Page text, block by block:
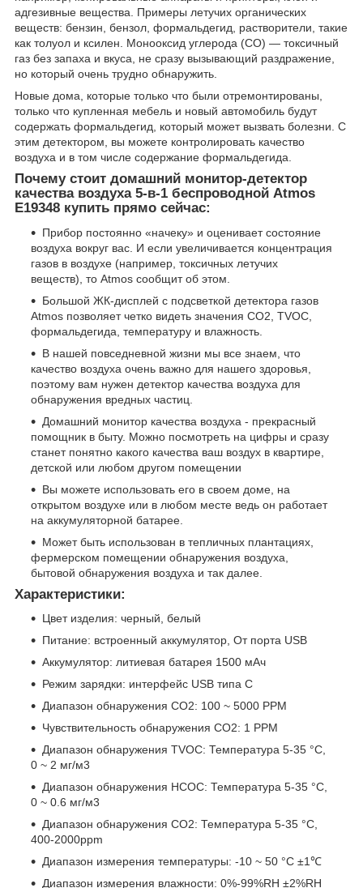
адгезивные вещества. Примеры летучих органических
веществ: бензин, бензол, формальдегид, растворители, такие
как толуол и ксилен. Монооксид углерода (СО) — токсичный
газ без запаха и вкуса, не сразу вызывающий раздражение,
но который очень трудно обнаружить.
Новые дома, которые только что были отремонтированы,
только что купленная мебель и новый автомобиль будут
содержать формальдегид, который может вызвать болезни. С
этим детектором, вы можете контролировать качество
воздуха и в том числе содержание формальдегида.
Почему стоит домашний монитор-детектор
качества воздуха 5-в-1 беспроводной Atmos
E19348 купить прямо сейчас:
Прибор постоянно «начеку» и оценивает состояние
воздуха вокруг вас. И если увеличивается концентрация
газов в воздухе (например, токсичных летучих
веществ), то Atmos сообщит об этом.
Большой ЖК-дисплей с подсветкой детектора газов
Atmos позволяет четко видеть значения CO2, TVOC,
формальдегида, температуру и влажность.
В нашей повседневной жизни мы все знаем, что
качество воздуха очень важно для нашего здоровья,
поэтому вам нужен детектор качества воздуха для
обнаружения вредных частиц.
Домашний монитор качества воздуха - прекрасный
помощник в быту. Можно посмотреть на цифры и сразу
станет понятно какого качества ваш воздух в квартире,
детской или любом другом помещении
Вы можете использовать его в своем доме, на
открытом воздухе или в любом месте ведь он работает
на аккумуляторной батарее.
Может быть использован в тепличных плантациях,
фермерском помещении обнаружения воздуха,
бытовой обнаружения воздуха и так далее.
Характеристики:
Цвет изделия: черный, белый
Питание: встроенный аккумулятор, От порта USB
Аккумулятор: литиевая батарея 1500 мАч
Режим зарядки: интерфейс USB типа C
Диапазон обнаружения CO2: 100 ~ 5000 PPM
Чувствительность обнаружения CO2: 1 PPM
Диапазон обнаружения TVOC: Температура 5-35 °C,
0 ~ 2 мг/м3
Диапазон обнаружения HCOC: Температура 5-35 °C,
0 ~ 0.6 мг/м3
Диапазон обнаружения CO2: Температура 5-35 °C,
400-2000ppm
Диапазон измерения температуры: -10 ~ 50 °C ±1℃
Диапазон измерения влажности: 0%-99%RH ±2%RH